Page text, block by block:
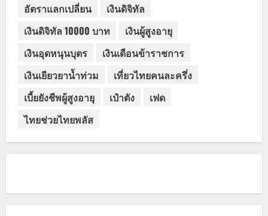
อัตราแลกเปลี่ยน
เงินดิจิทัล
เงินดิจิทัล 10000 บาท
เงินผู้สูงอายุ
เงินอุดหนุนบุตร
เงินเดือนข้าราชการ
เงินเยียวยาน้ำท่วม
เที่ยวไทยคนละครึ่ง
เบี้ยยังชีพผู้สูงอายุ
เป๋าตัง
เฟด
ไทยช่วยไทยพลัส